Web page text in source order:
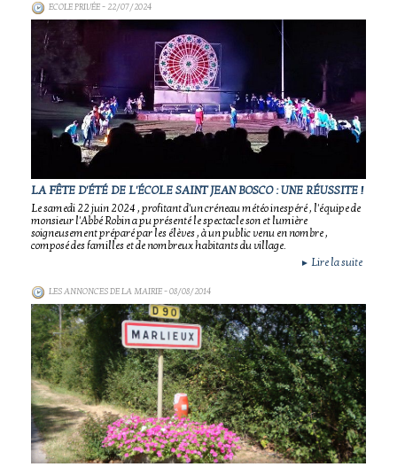
ECOLE PRIVÉE- 22/07/2024
LA FÊTE D'ÉTÉ DE L'ÉCOLE SAINT JEAN BOSCO : UNE RÉUSSITE !
Le samedi 22 juin 2024 , profitant d'un créneau météo inespéré , l'équipe de
monsieur l'Abbé Robin a pu présenté le spectacle son et lumière
soigneusement préparé par les élèves , à un public venu en nombre ,
composé des familles et de nombreux habitants du village.
► Lire la suite
LES ANNONCES DE LA MAIRIE- 08/08/2014